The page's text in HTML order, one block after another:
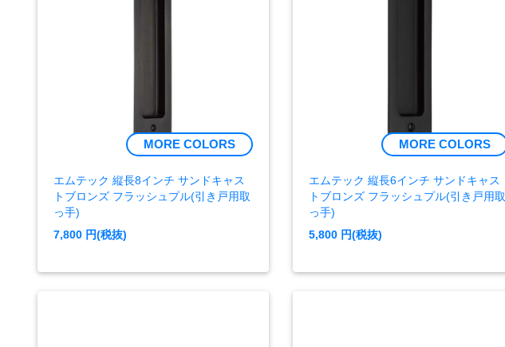
MORE COLORS
エムテック 縦長8インチ サンドキャス
トブロンズ フラッシュプル(引き戸用取
っ手)
7,800 円(税抜)
MORE COLORS
エムテック 縦長6インチ サンドキャス
トブロンズ フラッシュプル(引き戸用取
っ手)
5,800 円(税抜)